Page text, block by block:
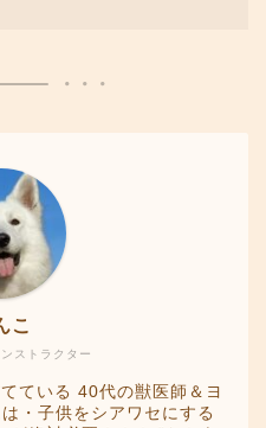
ストラクター
こ
ている 40代の獣医師＆ヨ
・子供をシアワセにする